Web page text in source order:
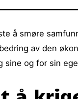
å smøre
av den
sine og for sin